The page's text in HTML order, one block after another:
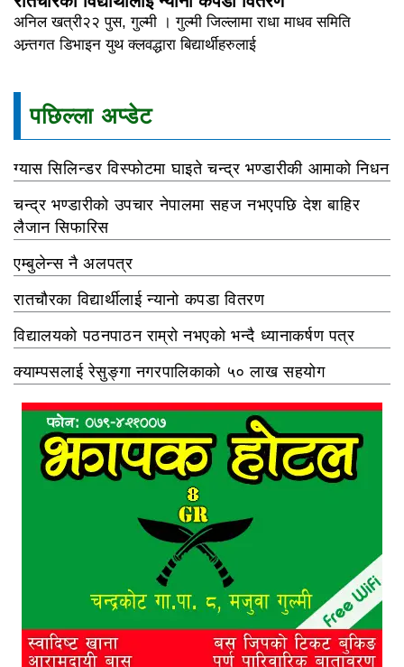
अनिल खत्री२२ पुस, गुल्मी । गुल्मी जिल्लामा राधा माधव समिति
अन्र्तगत डिभाइन युथ क्लवद्धारा बिद्यार्थीहरुलाई
पछिल्ला अप्डेट
ग्यास सिलिन्डर विस्फोटमा घाइते चन्द्र भण्डारीकी आमाको निधन
चन्द्र भण्डारीको उपचार नेपालमा सहज नभएपछि देश बाहिर
लैजान सिफारिस
एम्बुलेन्स नै अलपत्र
रातचौरका विद्यार्थीलाई न्यानो कपडा वितरण
विद्यालयको पठनपाठन राम्रो नभएको भन्दै ध्यानाकर्षण पत्र
क्याम्पसलाई रेसुङ्गा नगरपालिकाको ५० लाख सहयोग